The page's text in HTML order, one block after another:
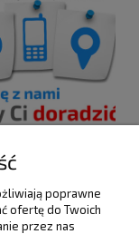
poprawne
ofertę do Twoich
przez nas